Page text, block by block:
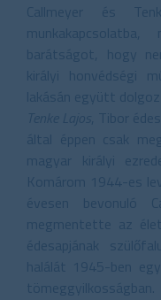
Callmeyer és
barátságot, hogy
királyi honvédségi
lakásán együtt
Tenke Lajos
, Tibor
által éppen csak
magyar királyi
Komárom 1944-es
évesen bevonuló
megmentette az
édesapjának
halálát 1945-ben
tömeggyilkosságban.